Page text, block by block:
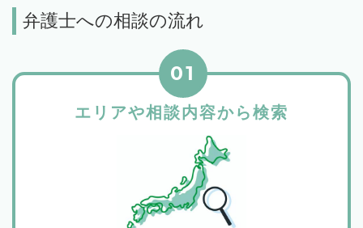
弁護士への相談の流れ
エリアや相談内容から検索
01